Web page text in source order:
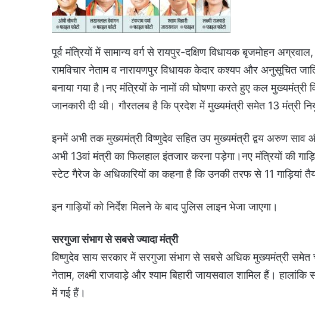
पूर्व मंत्रियों में सामान्य वर्ग से रायपुर-दक्षिण विधायक बृजमोहन
रामविचार नेताम व नारायणपुर विधायक केदार कश्यप और अनुसूचित
बनाया गया है।नए मंत्रियों के नामों की घोषणा करते हुए कल मुख्यमंत्री
जानकारी दी थी। गौरतलब है कि प्रदेश में मुख्यमंत्री समेत 13 मंत्री
इनमें अभी तक मुख्यमंत्री विष्णुदेव सहित उप मुख्यमंत्री द्वय अरुण साव
अभी 13वां मंत्री का फिलहाल इंतजार करना पड़ेगा।नए मंत्रियों की
स्टेट गैरेज के अधिकारियों का कहना है कि उनकी तरफ से 11 गाड़ियां
इन गाड़ियों को निर्देश मिलने के बाद पुलिस लाइन भेजा जाएगा।
सरगुजा संभाग से सबसे ज्यादा मंत्री
विष्णुदेव साय सरकार में सरगुजा संभाग से सबसे अधिक मुख्यमंत्री समेत
नेताम, लक्ष्मी राजवाड़े और श्याम बिहारी जायसवाल शामिल हैं।
में गई हैं।